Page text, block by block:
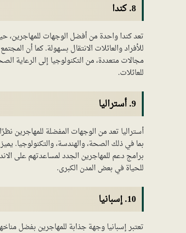
8. كندا
تعد كندا واحدة من أفضل الوجهات للمهاجرين،
للأفراد والعائلات الانتقال بسهولة. كما أن
مجالات متعددة، من التكنولوجيا إلى الرعاية
للعائلات.
9. أستراليا
أستراليا تعد من الوجهات المفضلة للمهاجرين
بما في ذلك الصحة، والهندسة، والتكنولوجيا. يميز
برامج دعم للمهاجرين الجدد لمساعدتهم على
للحياة في بعض المدن الكبرى.
10. إسبانيا
تعتبر إسبانيا وجهة جذابة للمهاجرين بفضل